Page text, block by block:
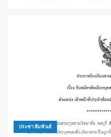
ประชาสัมพันธ์